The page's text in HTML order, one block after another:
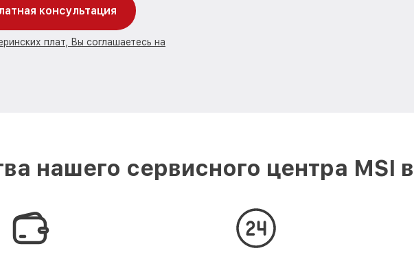
консультация
плат, Вы соглашаетесь на
нашего сервисного центра MSI